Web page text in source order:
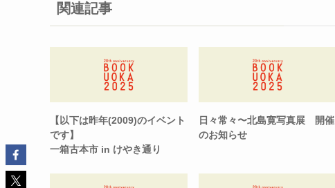
関連記事
【以下は昨年(2009)のイベント
です】
一箱古本市 in けやき通り
日々常々〜北島寛写真展 開催
のお知らせ